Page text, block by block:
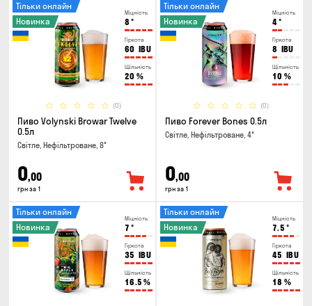
Міцність
8 °
Гіркота
60 IBU
Щільність
20 %
(0)
Тільки онлайн
Новинка
Пиво Volynski Browar Twelve
0.5л
Світле, Нефільтроване, 8°
0,00
грн за 1
Міцність
4°
Гіркота
8 IBU
Щільність
10 %
(0)
Тільки онлайн
Новинка
Пиво Forever Bones 0.5л
Світле, Нефільтроване, 4°
0,00
грн за 1
Міцність
7 °
Гіркота
35 IBU
Щільність
16.5 %
Тільки онлайн
Новинка
Міцність
7.5 °
Гіркота
45 IBU
Щільність
18 %
Тільки онлайн
Новинка